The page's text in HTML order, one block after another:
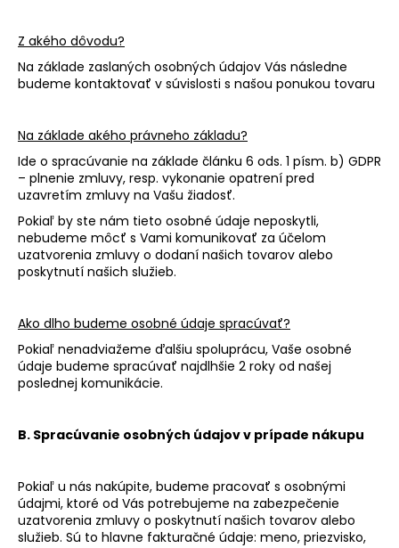
Z akého dôvodu?
Na základe zaslaných osobných údajov Vás následne
budeme kontaktovať v súvislosti s našou ponukou tovaru
Na základe akého právneho základu?
Ide o spracúvanie na základe článku 6 ods. 1 písm. b) GDPR
– plnenie zmluvy, resp. vykonanie opatrení pred
uzavretím zmluvy na Vašu žiadosť.
Pokiaľ by ste nám tieto osobné údaje neposkytli,
nebudeme môcť s Vami komunikovať za účelom
uzatvorenia zmluvy o dodaní našich tovarov alebo
poskytnutí našich služieb.
Ako dlho budeme osobné údaje spracúvať?
Pokiaľ nenadviažeme ďalšiu spoluprácu, Vaše osobné
údaje budeme spracúvať najdlhšie 2 roky od našej
poslednej komunikácie.
B. Spracúvanie osobných údajov v prípade nákupu
Pokiaľ u nás nakúpite, budeme pracovať s osobnými
údajmi, ktoré od Vás potrebujeme na zabezpečenie
uzatvorenia zmluvy o poskytnutí našich tovarov alebo
služieb. Sú to hlavne fakturačné údaje: meno, priezvisko,
č
a
m
BYLINNÝ
WORSHOP
PRE
DOSPELÝCH
100
€